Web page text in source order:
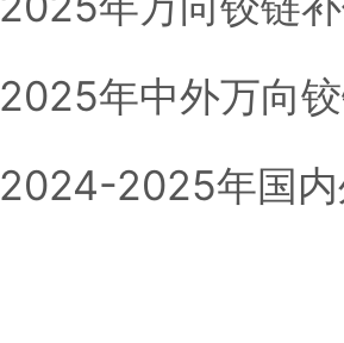
年中外万向
2025年国内